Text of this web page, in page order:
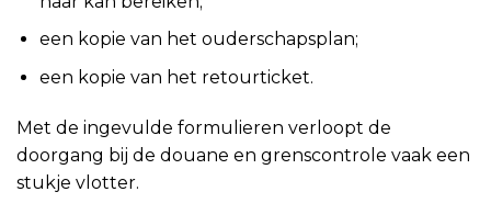
een kopie van het ouderschapsplan;
een kopie van het retourticket.
Met de ingevulde formulieren verloopt de
doorgang bij de douane en grenscontrole vaak een
stukje vlotter.